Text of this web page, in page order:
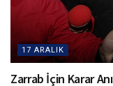
17 ARALIK
Zarrab İçin Karar